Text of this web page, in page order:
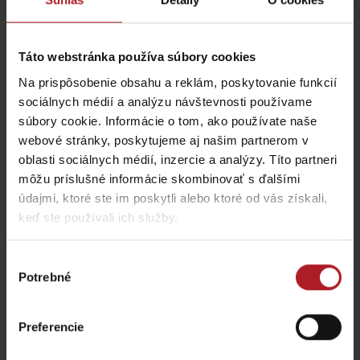
Táto webstránka používa súbory cookies
Na prispôsobenie obsahu a reklám, poskytovanie funkcií
sociálnych médií a analýzu návštevnosti používame
súbory cookie. Informácie o tom, ako používate naše
webové stránky, poskytujeme aj našim partnerom v
oblasti sociálnych médií, inzercie a analýzy. Títo partneri
môžu príslušné informácie skombinovať s ďalšími
údajmi, ktoré ste im poskytli alebo ktoré od vás získali,
keď ste používali ich služby.
súhlasu
Potrebné
Preferencie